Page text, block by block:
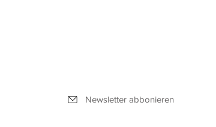
Newsletter abbonieren